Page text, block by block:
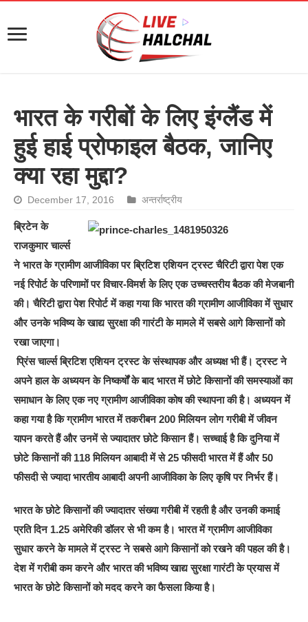
भारत के गरीबों के लिए इंग्लैंड में
हुई हाई प्रोफाइल बैठक, जानिए
क्या रहा मुद्दा?
December 17, 2016 अन्तर्राष्ट्रीय
ब्रिटेन के
राजकुमार चार्ल्स
ने भारत के ग्रामीण आजीविका पर ब्रिटिश एशियन ट्रस्ट चैरिटी द्वारा पेश एक
नई रिपोर्ट के परिणामों पर विचार-विमर्श के लिए एक उच्चस्तरीय बैठक की मेजबानी
की। चैरिटी द्वारा पेश रिपोर्ट में कहा गया कि भारत की ग्रामीण आजीविका में सुधार
और उनके भविष्य के खाद्य सुरक्षा की गारंटी के मामले में सबसे आगे किसानों को
रखा जाएगा।
प्रिंस चार्ल्स ब्रिटिश एशियन ट्रस्ट के संस्थापक और अध्यक्ष भी हैं। ट्रस्ट ने
अपने हाल के अध्ययन के निष्कर्षों के बाद भारत में छोटे किसानों की समस्याओं का
समाधान के लिए एक नए ग्रामीण आजीविका कोष की स्थापना की है। अध्ययन में
कहा गया है कि ग्रामीण भारत में तकरीबन 200 मिलियन लोग गरीबी में जीवन
यापन करते हैं और उनमें से ज्यादातर छोटे किसान हैं। सच्चाई है कि दुनिया में
छोटे किसानों की 118 मिलियन आबादी में से 25 फीसदी भारत में हैं और 50
फीसदी से ज्यादा भारतीय आबादी अपनी आजीविका के लिए कृषि पर निर्भर हैं।
भारत के छोटे किसानों की ज्यादातर संख्या गरीबी में रहती है और उनकी कमाई
प्रति दिन 1.25 अमेरिकी डॉलर से भी कम है। भारत में ग्रामीण आजीविका
सुधार करने के मामले में ट्रस्ट ने सबसे आगे किसानों को रखने की पहल की है।
देश में गरीबी कम करने और भारत की भविष्य खाद्य सुरक्षा गारंटी के प्रयास में
भारत के छोटे किसानों को मदद करने का फैसला किया है।